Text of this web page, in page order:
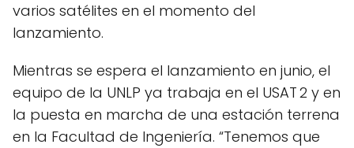
varios satélites en el momento del
lanzamiento.
Mientras se espera el lanzamiento en junio, el
equipo de la UNLP ya trabaja en el USAT 2 y en
la puesta en marcha de una estación terrena
en la Facultad de Ingeniería. “Tenemos que